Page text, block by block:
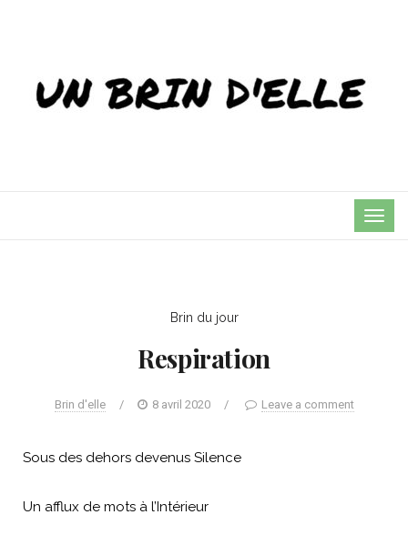
Brin du jour
Respiration
Brin d'elle / 8 avril 2020 / Leave a comment
Sous des dehors devenus Silence
Un afflux de mots à l’Intérieur